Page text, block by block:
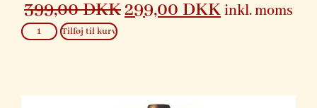
399,00DKK299,00DKKinkl. moms
Tilføj til kurv